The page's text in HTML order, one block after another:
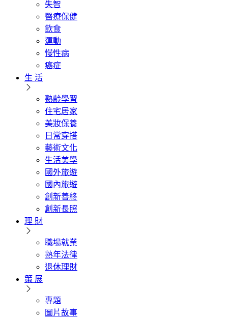
失智
醫療保健
飲食
運動
慢性病
癌症
生 活
熟齡學習
住宅居家
美妝保養
日常穿搭
藝術文化
生活美學
國外旅遊
國內旅遊
創新善終
創新長照
理 財
職場就業
熟年法律
退休理財
策 展
專題
圖片故事